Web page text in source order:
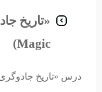
Magic)
درس «تاریخ